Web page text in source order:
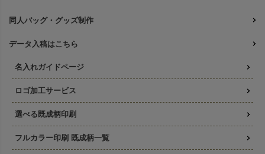
同人バッグ・グッズ制作
データ入稿はこちら
名入れガイドページ
ロゴ加工サービス
選べる既成柄印刷
フルカラー印刷 既成柄一覧